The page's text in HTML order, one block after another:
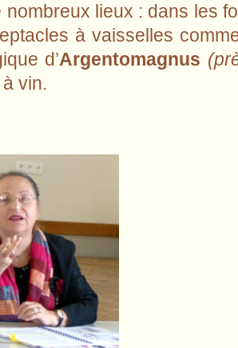
lieux : dans les
à vaisselles
d’Argentomagnus
vin.